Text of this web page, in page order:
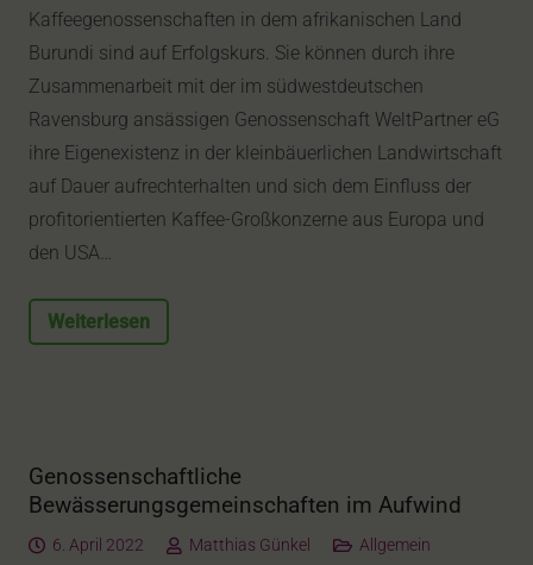
Kaffeegenossenschaften in dem afrikanischen Land
Burundi sind auf Erfolgskurs. Sie können durch ihre
Zusammenarbeit mit der im südwestdeutschen
Ravensburg ansässigen Genossenschaft WeltPartner eG
ihre Eigenexistenz in der kleinbäuerlichen Landwirtschaft
auf Dauer aufrechterhalten und sich dem Einfluss der
profitorientierten Kaffee-Großkonzerne aus Europa und
den USA…
Weiterlesen
Genossenschaftliche
Bewässerungsgemeinschaften im Aufwind
6. April 2022 Matthias Günkel Allgemein